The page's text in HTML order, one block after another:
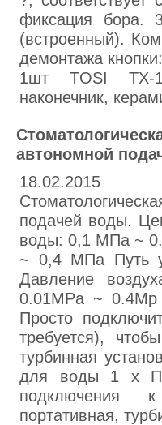
фиксация бора.
(встроенный).
демонтажа
1шт TOSI TX-
наконечник,
автономной
18.02.2015
подачей воды.
воды: 0,1 МПа ~
~ 0,4 МПа Путь
Давление
0.01MPa ~
Просто
требуется),
турбинная
для воды 1 х
подключения к
портативная,